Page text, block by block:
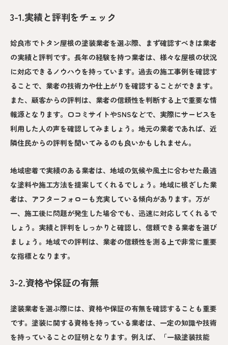
3-1.実績と評判をチェック
姶良市でトタン屋根の塗装業者を選ぶ際、まず確認すべきは業者
の実績と評判です。長年の経験を持つ業者は、様々な屋根の状況
に対応できるノウハウを持っています。過去の施工事例を確認す
ることで、業者の技術力や仕上がりを確認することができます。
また、顧客からの評判は、業者の信頼性を判断する上で重要な情
報源となります。口コミサイトやSNSなどで、実際にサービスを
利用した人の声を確認してみましょう。地元の業者であれば、近
隣住民からの評判を聞いてみるのも良いかもしれません。
地域密着で実績のある業者は、地域の気候や風土に合わせた最適
な塗料や施工方法を提案してくれるでしょう。地域に根ざした業
者は、アフターフォローも充実している傾向があります。万が
一、施工後に問題が発生した場合でも、迅速に対応してくれるで
しょう。実績と評判をしっかりと確認し、信頼できる業者を選び
ましょう。地域での評判は、業者の信頼性を測る上で非常に重要
な指標となります。
3-2.資格や保証の有無
塗装業者を選ぶ際には、資格や保証の有無を確認することも重要
です。塗装に関する資格を持っている業者は、一定の知識や技術
を持っていることの証明となります。例えば、「一級塗装技能